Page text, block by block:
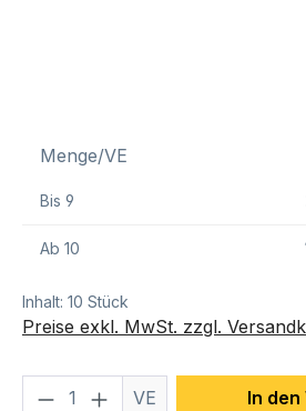
Menge/VE
Bis 9
Ab 10
Inhalt: 10 Stück
Preise exkl. MwSt. zzgl.
Produkt Anzahl: Gib
VE In